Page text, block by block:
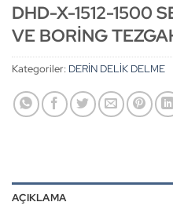
DHD-X-1512-1500
VE BORİNG
Kategoriler: DERİN DELİK DELME
AÇIKLAMA